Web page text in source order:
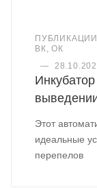
ВК, ОК
—
Этот
идеальные
перепелов